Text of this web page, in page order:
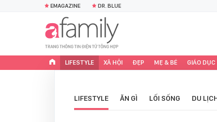
EMAGAZINE DR. BLUE
LIFESTYLE XÃ HỘI ĐẸP MẸ & BÉ GIÁO DỤC
LIFESTYLE ĂN GÌ LỐI SỐNG DU